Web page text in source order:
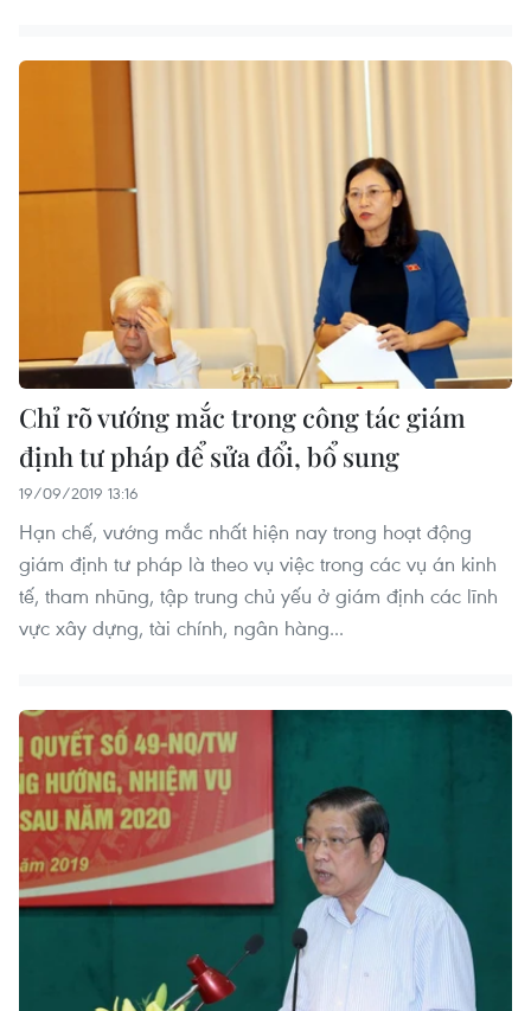
Chỉ rõ vướng mắc trong công tác giám
định tư pháp để sửa đổi, bổ sung
19/09/2019 13:16
Hạn chế, vướng mắc nhất hiện nay trong hoạt động
giám định tư pháp là theo vụ việc trong các vụ án kinh
tế, tham nhũng, tập trung chủ yếu ở giám định các lĩnh
vực xây dựng, tài chính, ngân hàng...